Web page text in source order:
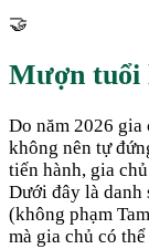
🤝
Mượn tuổi
Do năm 2026 gia
không nên tự
tiến hành, gia
Dưới đây là danh
(không phạm
mà gia chủ có